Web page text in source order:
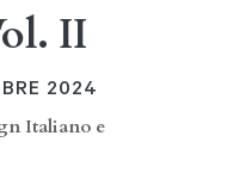
II
2024
Italiano e